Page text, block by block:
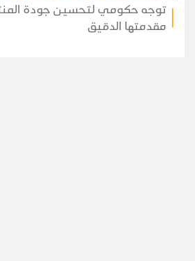
توجه حكومي لتحسين جودة
مقدمتها الدقيق